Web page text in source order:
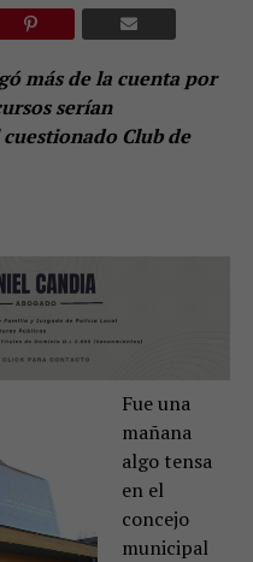
más de la cuenta por
serían
Club de
Fue una
mañana
algo tensa
en el
concejo
municipal